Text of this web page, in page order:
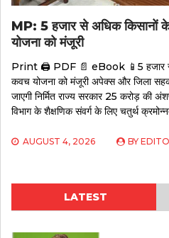
MP: 5 हजार से अधिक किसानों के
योजना को मंजूरी
Print 🖨 PDF 📄 eBook 📱5 हजार से
कवच योजना को मंजूरी अपेक्स और जिला
जाएगी निर्मित राज्य सरकार 25 करोड़ की
विभाग के शैक्षणिक संवर्ग के लिए चतुर्थ
AUGUST 4, 2026 BY
LATEST